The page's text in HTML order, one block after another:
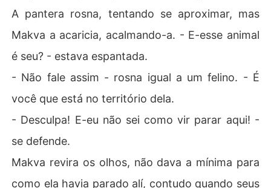
A pantera rosna, tentando se aproximar, mas
Makva a acaricia, acalmando-a. - E-esse animal
é seu? - estava espantada.
- Não fale assim - rosna igual a um felino. - É
você que está no território dela.
- Desculpa! E-eu não sei como vir parar aqui! -
se defende.
Makva revira os olhos, não dava a mínima para
como ela havia parado alí, contudo quando seus